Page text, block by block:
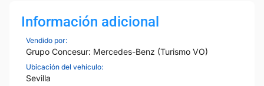
Información adicional
Vendido por:
Grupo Concesur: Mercedes-Benz (Turismo VO)
Ubicación del vehículo:
Sevilla